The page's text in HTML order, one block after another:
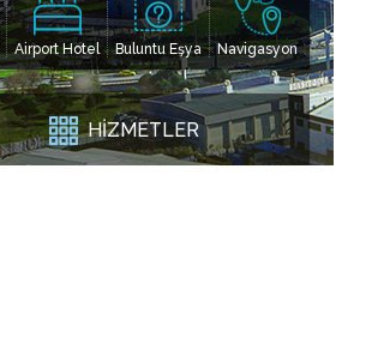
Airport Hotel Buluntu Eşya Navigasyon
HİZMETLER